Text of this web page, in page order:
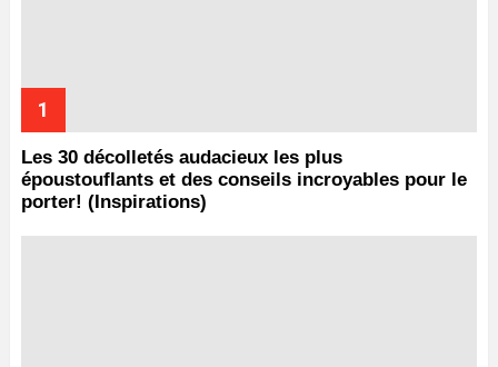
Les 30 décolletés audacieux les plus
époustouflants et des conseils incroyables pour le
porter! (Inspirations)